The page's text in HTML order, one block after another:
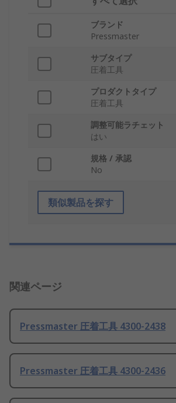
ブランド
Pressmaster
サブタイプ
圧着工具
プロダクトタイプ
圧着工具
調整可能ラチェット
はい
規格 / 承認
No
類似製品を探す
関連ページ
Pressmaster 圧着工具 4300-2438
Pressmaster 圧着工具 4300-2436